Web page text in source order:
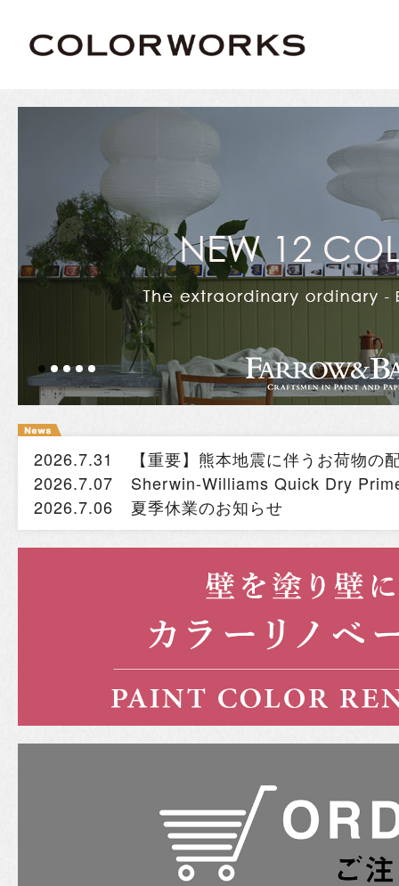
2026.7.31
【重要】熊本地震に伴うお荷物の
2026.7.07
Sherwin-Williams Quick Dry
2026.7.06
夏季休業のお知らせ